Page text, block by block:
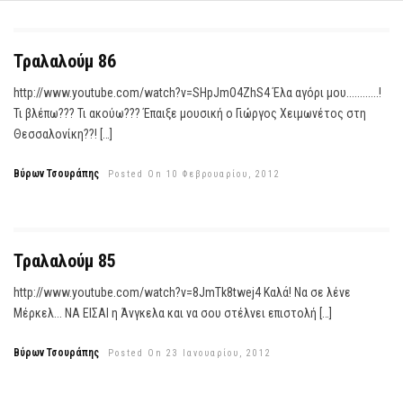
Τραλαλούμ 86
http://www.youtube.com/watch?v=SHpJmO4ZhS4 Έλα αγόρι μου............!
Τι βλέπω??? Τι ακούω??? Έπαιξε μουσική ο Γιώργος Χειμωνέτος στη
Θεσσαλονίκη??! […]
Βύρων Τσουράπης Posted On 10 Φεβρουαρίου, 2012
Τραλαλούμ 85
http://www.youtube.com/watch?v=8JmTk8twej4 Καλά! Να σε λένε
Μέρκελ... ΝΑ ΕΙΣΑΙ η Άνγκελα και να σου στέλνει επιστολή […]
Βύρων Τσουράπης Posted On 23 Ιανουαρίου, 2012